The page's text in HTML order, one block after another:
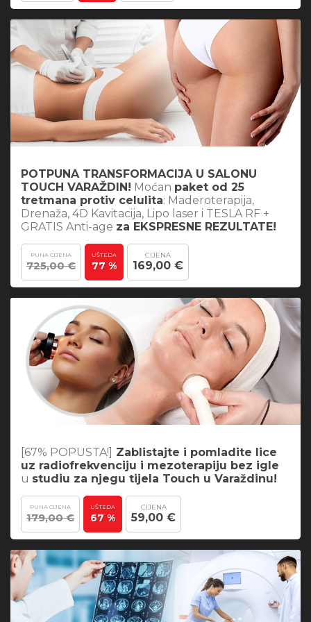
POTPUNA TRANSFORMACIJA U SALONU
TOUCH VARAŽDIN! Moćan paket od 25
tretmana protiv celulita: Maderoterapija,
Drenaža, 4D Kavitacija, Lipo laser i TESLA RF +
GRATIS Anti-age za EKSPRESNE REZULTATE!
PUNA CIJENA
725,00 €
UŠTEDA
77 %
CIJENA
169,00 €
[67% POPUSTA!] Zablistajte i pomladite lice
uz radiofrekvenciju i mezoterapiju bez igle
u studiu za njegu tijela Touch u Varaždinu!
PUNA CIJENA
179,00 €
UŠTEDA
67 %
CIJENA
59,00 €